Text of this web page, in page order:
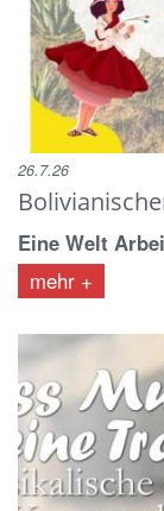
26.7.26
Eine Welt
mehr